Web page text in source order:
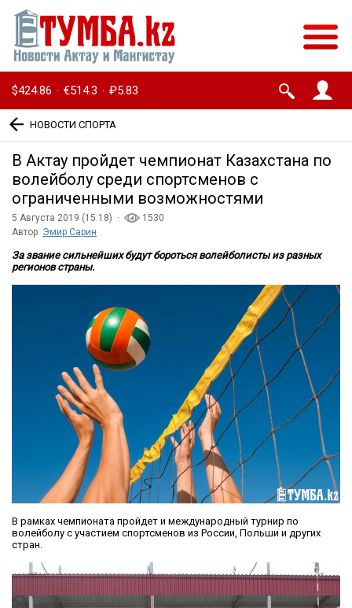
$424.86 · €514.3 · ₽5.83
НОВОСТИ СПОРТА
В Актау пройдет чемпионат Казахстана по
волейболу среди спортсменов с
ограниченными возможностями
5 Августа 2019 (15:18) ·
1530
Автор: Эмир Сарин
За звание сильнейших будут бороться волейболисты из разных
регионов страны.
В рамках чемпионата пройдет и международный турнир по
волейболу с участием спортсменов из России, Польши и других
стран.